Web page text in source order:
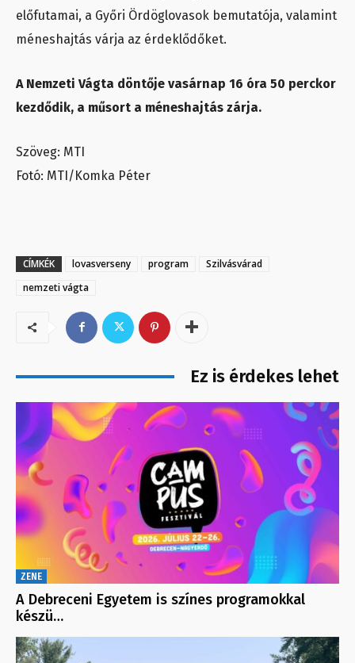
előfutamai, a Győri Ördöglovasok bemutatója, valamint
méneshajtás várja az érdeklődőket.
A Nemzeti Vágta döntője vasárnap 16 óra 50 perckor
kezdődik, a műsort a méneshajtás zárja.
Szöveg: MTI
Fotó: MTI/Komka Péter
CÍMKÉK lovasverseny program
Szilvásvárad
nemzeti vágta
Ez is érdekes lehet
ZENE
A Debreceni Egyetem is színes programokkal
készü…